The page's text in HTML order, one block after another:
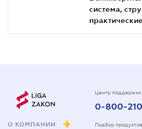
система,
О КОМПАНИИ
Центр поддержки
0-800-
Подбор